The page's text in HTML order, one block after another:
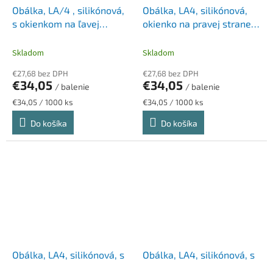
Obálka, LA/4 , silikónová,
s okienkom na ľavej
Skladom
€27,68 bez DPH
€34,05 / balenie
Jednotková
cena:
€34,05 / 1000 ks
Do košíka
Obálka, LA4, silikónová,
okienko na pravej strane,
Skladom
€27,68 bez DPH
€34,05 / balenie
Jednotková
cena:
€34,05 / 1000 ks
Do košíka
Obálka, LA4, silikónová, s
Obálka, LA4, silikónová, s